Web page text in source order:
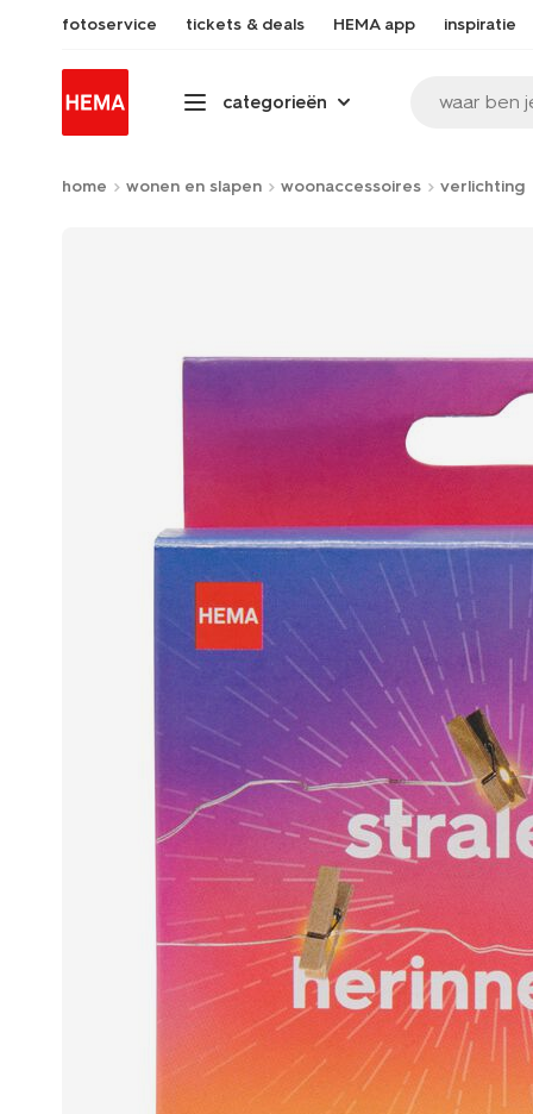
fotoservice tickets & deals HEMA app inspiratie
categorieën waar ben
home wonen en slapen woonaccessoires verlichting